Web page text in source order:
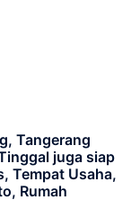
Tangerang
juga siap
Tempat Usaha,
Rumah